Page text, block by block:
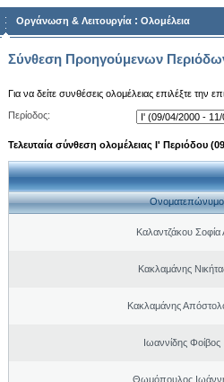
Οργάνωση & Λειτουργία : Ολομέλεια
Σύνθεση Προηγούμενων
Για να δείτε συνθέσεις ολομέλειας επιλέξτε την
Περίοδος:
Τελευταία σύνθεση ολομέλειας Ι' Περιόδου
Ονοματεπώνυμο
Καλαντζάκου Σοφία
Κακλαμάνης
Κακλαμάνης
Ιωαννίδης
Θωμόπουλος